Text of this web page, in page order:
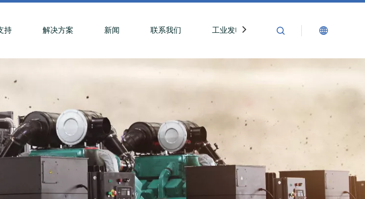
持 解决方案 新闻 联系我们 工业发电机